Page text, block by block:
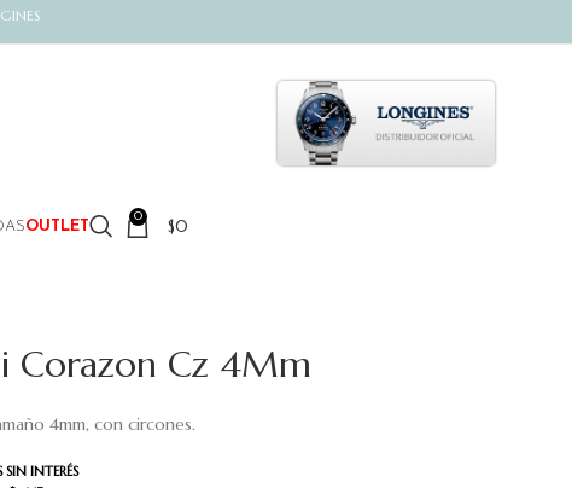
OUTLET
0 $0
Corazon Cz 4Mm
INTERÉS
4mm, con circones.